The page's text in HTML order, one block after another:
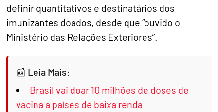
definir quantitativos e destinatários dos
imunizantes doados, desde que “ouvido o
Ministério das Relações Exteriores”.
Leia Mais:
Brasil vai doar 10 milhões de doses de
vacina a países de baixa renda